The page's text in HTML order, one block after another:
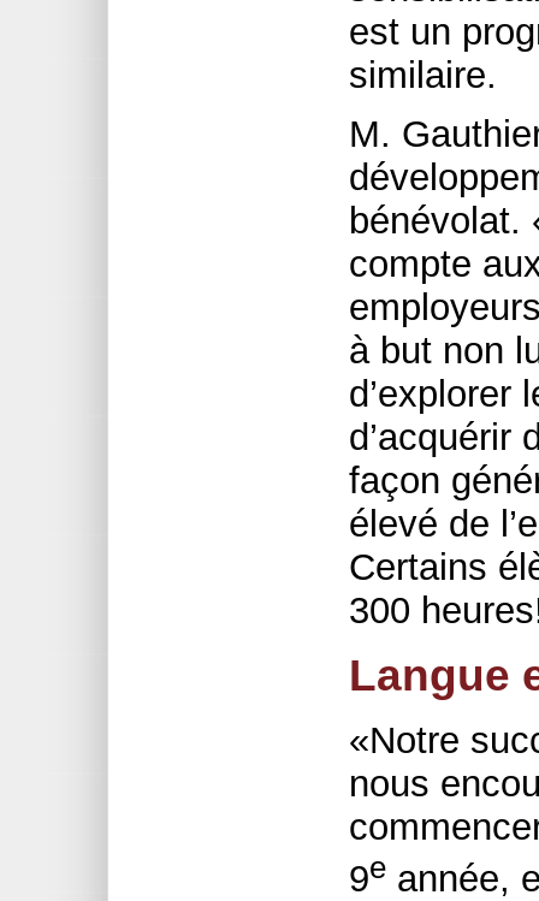
est un
similaire.
M.
bénévolat.
compte
à but non
d’explorer
d’acquérir
façon
élevé de
Certains
300
Langue
«Notre
nous
9e année,